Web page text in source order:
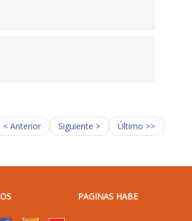
< Anterior Siguiente > Último >>
PAGINAS HABE